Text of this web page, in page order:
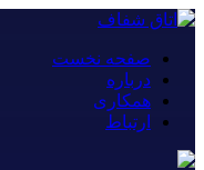
صفحه نخست
درباره
همکاری
ارتباط